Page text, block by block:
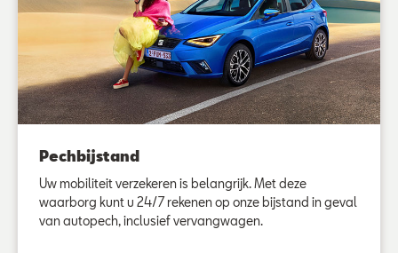
Pechbijstand
Uw mobiliteit verzekeren is belangrijk. Met deze
waarborg kunt u 24/7 rekenen op onze bijstand in geval
van autopech, inclusief vervangwagen.